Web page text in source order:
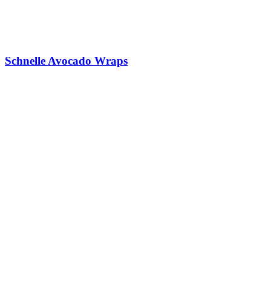
Schnelle Avocado Wraps